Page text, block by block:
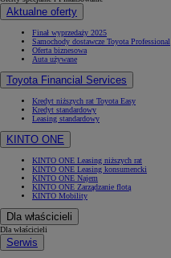
Aktualne oferty
Finał wyprzedaży 2025
Samochody dostawcze Toyota Professional
Oferta biznesowa
Auta używane
Toyota Financial Services
Kredyt niższych rat Toyota Easy
Kredyt standardowy
Leasing standardowy
KINTO ONE
KINTO ONE Leasing niższych rat
KINTO ONE Leasing konsumencki
KINTO ONE Najem
KINTO ONE Zarządzanie flotą
KINTO Mobility
Dla właścicieli
Dla właścicieli
Serwis